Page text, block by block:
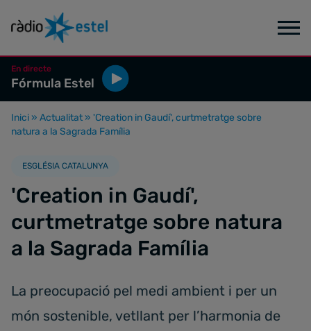
En directe
Fórmula Estel
Inici » Actualitat » 'Creation in Gaudí', curtmetratge sobre
natura a la Sagrada Família
ESGLÉSIA CATALUNYA
'Creation in Gaudí',
curtmetratge sobre natura
a la Sagrada Família
La preocupació pel medi ambient i per un
món sostenible, vetllant per l’harmonia de